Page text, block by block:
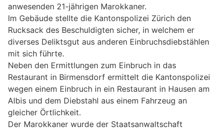
anwesenden 21-jährigen Marokkaner.
Im Gebäude stellte die Kantonspolizei Zürich den
Rucksack des Beschuldigten sicher, in welchem er
diverses Deliktsgut aus anderen Einbruchsdiebstählen
mit sich führte.
Neben den Ermittlungen zum Einbruch in das
Restaurant in Birmensdorf ermittelt die Kantonspolizei
wegen einem Einbruch in ein Restaurant in Hausen am
Albis und dem Diebstahl aus einem Fahrzeug an
gleicher Örtlichkeit.
Der Marokkaner wurde der Staatsanwaltschaft